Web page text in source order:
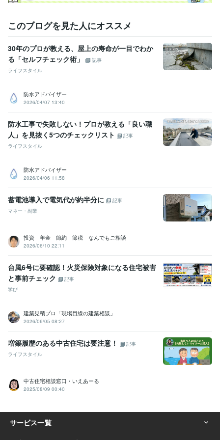
このブログを見た人にオススメ
30年のプロが教える、屋上の寿命が一目でわか
る「セルフチェック術」
記事
ライフスタイル
防水アドバイザー
2026/04/07 13:40
防水工事で失敗しない！プロが教える「良い職
人」を見抜く5つのチェックリスト
記事
ライフスタイル
防水アドバイザー
2026/04/06 11:58
蓄電池導入で電気代が約半分に
記事
マネー・副業
投資 年金 節約 節税 なんでもご相談
2026/06/10 22:11
台風6号に要確認！火災保険対象になる住宅被害
と事前チェック
記事
学び
建築見積プロ「現場目線の建築相談」
2026/06/05 08:27
増築履歴のある中古住宅は要注意！
記事
ライフスタイル
中古住宅相談窓口・いえあーる
2025/08/09 00:40